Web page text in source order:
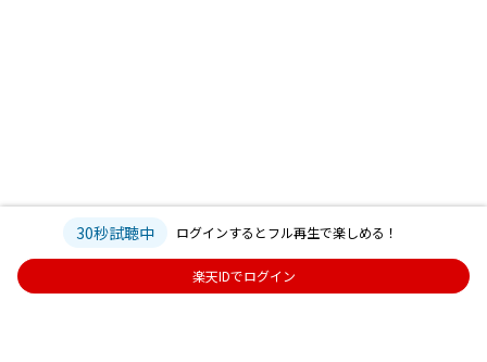
30秒試聴中 ログインするとフル再生で楽しめる！
楽天IDでログイン